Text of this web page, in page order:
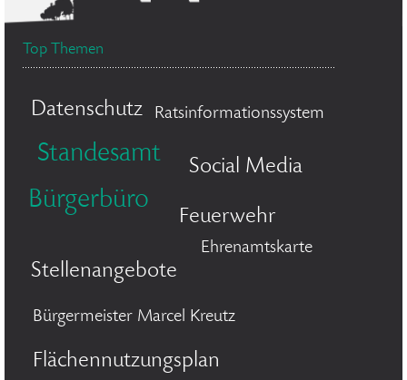
Top Themen
Datenschutz Ratsinformationssystem
Standesamt Social Media
Bürgerbüro
Feuerwehr
Stellenangebote
Ehrenamtskarte
Bürgermeister Marcel Kreutz
Flächennutzungsplan